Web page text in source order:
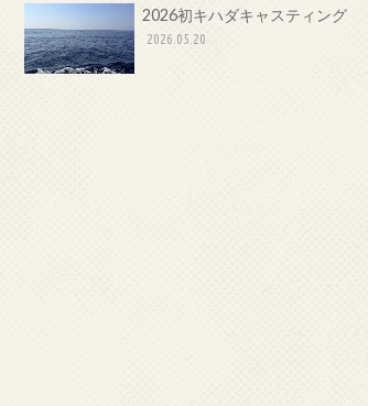
2026初キハダキャスティング
2026.05.20